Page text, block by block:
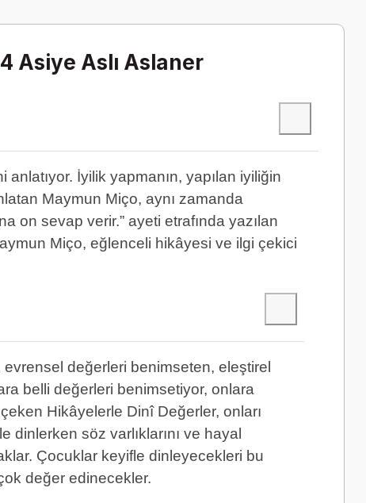
Asiye Aslı Aslaner
İyilik yapmanın, yapılan iyiliğin
Maymun Miço, aynı zamanda
on sevap verir.” ayeti etrafında yazılan
Miço, eğlenceli hikâyesi ve ilgi çekici
değerleri benimseten, eleştirel
belli değerleri benimsetiyor, onlara
Hikâyelerle Dinî Değerler, onları
söz varlıklarını ve hayal
Çocuklar keyifle dinleyecekleri bu
değer edinecekler.